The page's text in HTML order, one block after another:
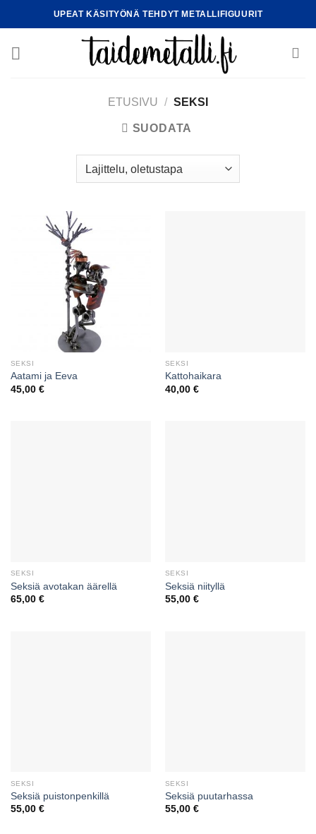
to
UPEAT KÄSITYÖNÄ TEHDYT METALLIFIGUURIT
ETUSIVU / SEKSI
SUODATA
SEKSI
Aatami ja Eeva
45,00 €
SEKSI
Kattohaikara
40,00 €
SEKSI
Seksiä avotakan äärellä
65,00 €
SEKSI
Seksiä niityllä
55,00 €
SEKSI
Seksiä puistonpenkillä
55,00 €
SEKSI
Seksiä puutarhassa
55,00 €